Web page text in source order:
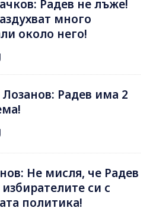
Радев не лъже!
много
около него!
Лозанов: Радев има 2
Не мисля, че Радев
избирателите си с
политика!